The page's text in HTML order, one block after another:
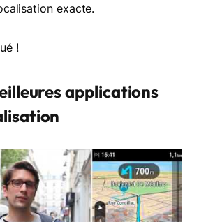
exacte.
!
applications